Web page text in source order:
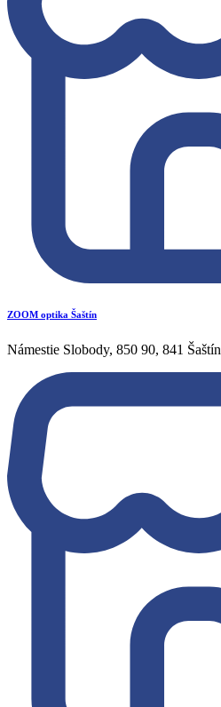
ZOOM optika Šaštín
Námestie Slobody, 850 90, 841 Šaštín